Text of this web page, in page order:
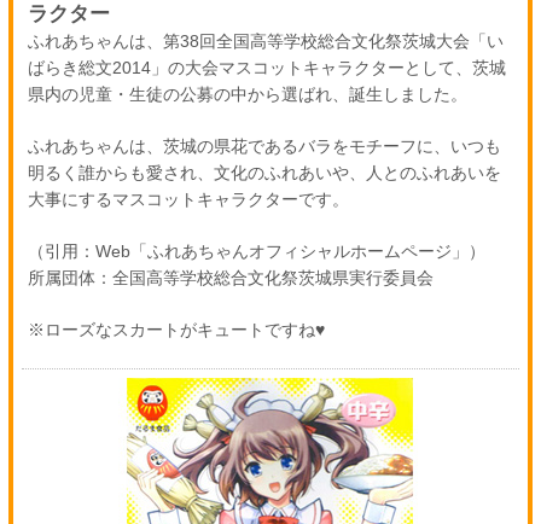
ラクター
ふれあちゃんは、第38回全国高等学校総合文化祭茨城大会「い
ばらき総文2014」の大会マスコットキャラクターとして、茨城
県内の児童・生徒の公募の中から選ばれ、誕生しました。
ふれあちゃんは、茨城の県花であるバラをモチーフに、いつも
明るく誰からも愛され、文化のふれあいや、人とのふれあいを
大事にするマスコットキャラクターです。
（引用：Web「ふれあちゃんオフィシャルホームページ」）
所属団体：全国高等学校総合文化祭茨城県実行委員会
※ローズなスカートがキュートですね♥